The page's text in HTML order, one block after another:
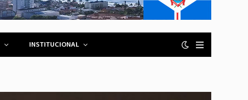
INSTITUCIONAL